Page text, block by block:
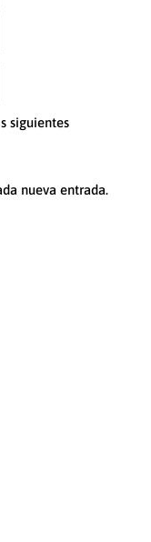
siguientes
nueva entrada.